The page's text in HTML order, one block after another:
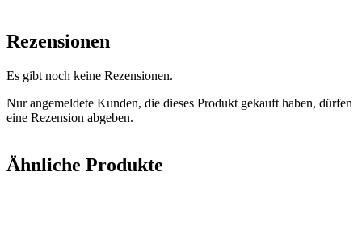
Rezensionen
Es gibt noch keine Rezensionen.
Nur angemeldete Kunden, die dieses Produkt gekauft haben, dürfen
eine Rezension abgeben.
Ähnliche Produkte